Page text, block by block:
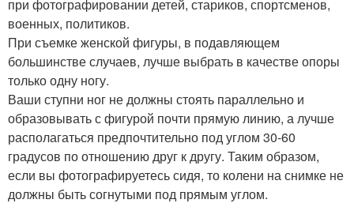
при фотографировании детей, стариков, спортсменов,
военных, политиков.
При съемке женской фигуры, в подавляющем
большинстве случаев, лучше выбрать в качестве опоры
только одну ногу.
Ваши ступни ног не должны стоять параллельно и
образовывать с фигурой почти прямую линию, а лучше
располагаться предпочтительно под углом 30-60
градусов по отношению друг к другу. Таким образом,
если вы фотографируетесь сидя, то колени на снимке не
должны быть согнутыми под прямым углом.